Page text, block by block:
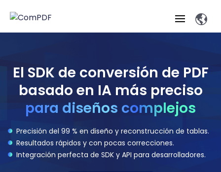
Contactar a Ventas
Prueba gratuita
El SDK de conversión de PDF
basado en IA más preciso
para diseños complejos
Precisión del 99 % en diseño y reconstrucción de tablas.
Resultados rápidos y con pocas correcciones.
Integración perfecta de SDK y API para desarrolladores.